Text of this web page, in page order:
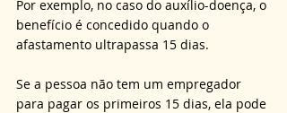
Por exemplo, no caso do auxílio-doença, o
benefício é concedido quando o
afastamento ultrapassa 15 dias.
Se a pessoa não tem um empregador
para pagar os primeiros 15 dias, ela pode